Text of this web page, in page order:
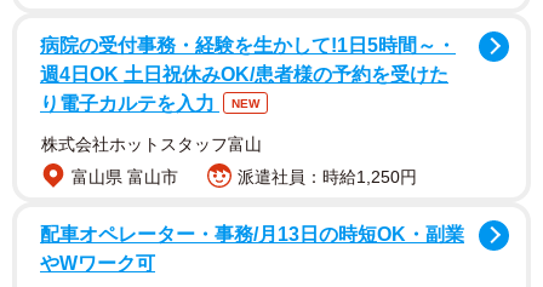
新人をイメージした華やかな香りとフレッシュな味わいだそうです（提
病院の受付事務・経験を生かして!1日5時間～・
週4日OK 土日祝休みOK/患者様の予約を受けた
り電子カルテを入力
NEW
株式会社ホットスタッフ富山
富山県 富山市
派遣社員：時給1,250円
配車オペレーター・事務/月13日の時短OK・副業
やWワーク可